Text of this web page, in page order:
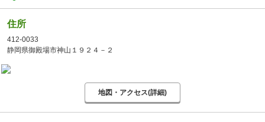
住所
412-0033
静岡県御殿場市神山１９２４－２
地図・アクセス(詳細)